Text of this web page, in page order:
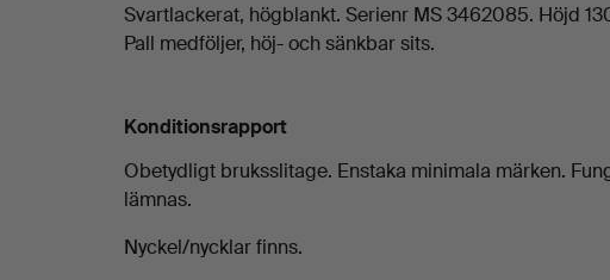
Svartlackerat, högblankt. Serienr MS 3462085. Höjd
Pall medföljer, höj- och sänkbar sits.
Konditionsrapport
Obetydligt bruksslitage. Enstaka minimala märken.
lämnas.
Nyckel/nycklar finns.